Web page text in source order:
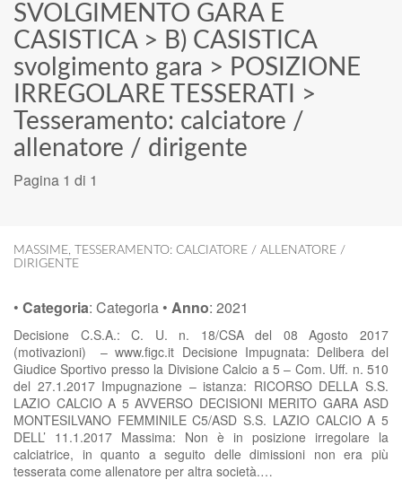
SVOLGIMENTO GARA E
CASISTICA> B) CASISTICA
svolgimento gara > POSIZIONE
IRREGOLARE TESSERATI
>
Tesseramento: calciatore /
allenatore / dirigente
Pagina 1 di 1
MASSIME,
TESSERAMENTO: CALCIATORE / ALLENATORE /
DIRIGENTE
• Categoria: Categoria • Anno: 2021
Decisione C.S.A.: C. U. n. 18/CSA del 08 Agosto 2017
(motivazioni) – www.figc.it Decisione Impugnata: Delibera del
Giudice Sportivo presso la Divisione Calcio a 5 – Com. Uff. n. 510
del 27.1.2017 Impugnazione – istanza: RICORSO DELLA S.S.
LAZIO CALCIO A 5 AVVERSO DECISIONI MERITO GARA ASD
MONTESILVANO FEMMINILE C5/ASD S.S. LAZIO CALCIO A 5
DELL’ 11.1.2017 Massima: Non è in posizione irregolare la
calciatrice, in quanto a seguito delle dimissioni non era più
tesserata come allenatore per altra società.…